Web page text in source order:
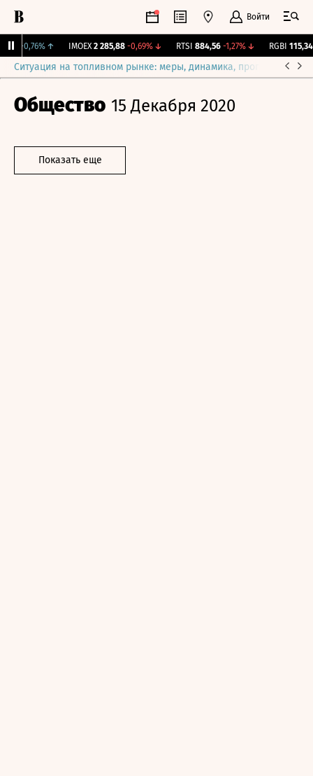
Войти
+0,76%↑ IMOEX 2 285,88 -0,69%↓ RTSI 884,56 -1,27%↓ RGBI 115,34
Ситуация на топливном рынке: меры, динамика, прогнозы
Общество 15 Декабря 2020
Показать еще